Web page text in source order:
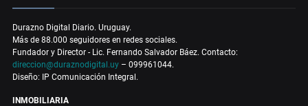
Durazno Digital Diario. Uruguay.
Más de 88.000 seguidores en redes sociales.
Fundador y Director - Lic. Fernando Salvador Báez. Contacto:
direccion@duraznodigital.uy – 099961044.
Diseño: IP Comunicación Integral.
INMOBILIARIA